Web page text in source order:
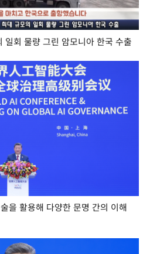
일회 물량 그린 암모니아 한국 수출
을 활용해 다양한 문명 간의 이해